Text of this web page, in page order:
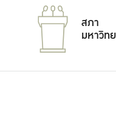
สภา
มหาวิท